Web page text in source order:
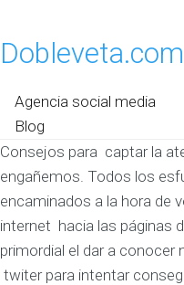
Dobleveta.com
Agencia social media
Blog
Consejos para captar la
engañemos. Todos los
encaminados a la hora de
internet hacia las páginas
primordial el dar a
twiter para intentar